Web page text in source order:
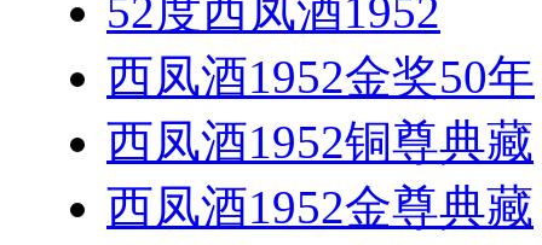
52度西凤酒1952
西凤酒1952金奖50年
西凤酒1952铜尊典藏
西凤酒1952金尊典藏